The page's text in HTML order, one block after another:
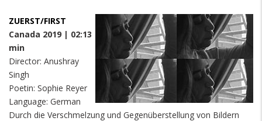
ZUERST/FIRST
Canada 2019 | 02:13
min
Director: Anushray
Singh
Poetin: Sophie Reyer
Language: German
Durch die Verschmelzung und Gegenüberstellung von Bildern